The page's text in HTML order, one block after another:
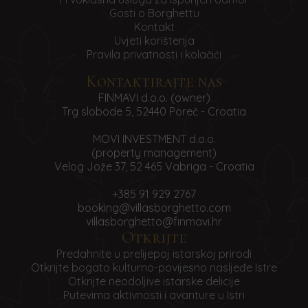
ukupnoj uplati s podacima o prijavi/odjavi, šalje
se gostima e-mailom i služi kao voucher za
SMJEŠTAJ
Prijava u Vile Borghetto moguća je od 16.00 do
20.00 sati na dan dolaska. Dolazak nakon 20.00
sati potrebno je unaprijed najaviti. Gost je
dužan napustiti smještaj do 10.00 sati na dan
završetka usluge.
Kućni ljubimci su dopušteni samo na zahtjev i
prethodnu najavu, uz obaveznu nadoplatu.
Uslugu smještaja može koristiti samo onaj broj
prijavljenih gostiju, uključujući i djecu, naveden u
Gosti o Borghettu
Kontakt
Uvjeti korištenja
Pravila privatnosti i kolačići
Kontaktirajte nas
FINMAVI d.o.o. (owner)
Trg slobode 5, 52440 Poreč - Croatia
MOVI INVESTMENT d.o.o.
(property management)
Velog Jože 37, 52 465 Vabriga - Croatia
+385 91 929 2767
booking@villasborghetto.com
villasborghetto@finmavi.hr
Otkrijte
Predahnite u prelijepoj istarskoj prirodi
Otkrijte bogato kulturno-povijesno nasljeđe Istre
Otkrijte neodoljive istarske delicije
Putevima aktivnosti i avanture u Istri